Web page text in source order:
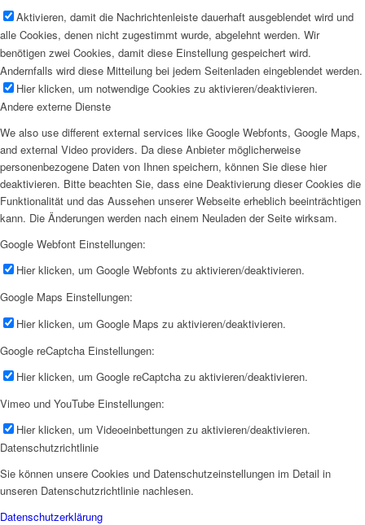
Aktivieren, damit die Nachrichtenleiste dauerhaft ausgeblendet wird und
alle Cookies, denen nicht zugestimmt wurde, abgelehnt werden. Wir
benötigen zwei Cookies, damit diese Einstellung gespeichert wird.
Andernfalls wird diese Mitteilung bei jedem Seitenladen eingeblendet werden.
Hier klicken, um notwendige Cookies zu aktivieren/deaktivieren.
Andere externe Dienste
We also use different external services like Google Webfonts, Google Maps,
and external Video providers. Da diese Anbieter möglicherweise
personenbezogene Daten von Ihnen speichern, können Sie diese hier
deaktivieren. Bitte beachten Sie, dass eine Deaktivierung dieser Cookies die
Funktionalität und das Aussehen unserer Webseite erheblich beeinträchtigen
kann. Die Änderungen werden nach einem Neuladen der Seite wirksam.
Google Webfont Einstellungen:
Hier klicken, um Google Webfonts zu aktivieren/deaktivieren.
Google Maps Einstellungen:
Hier klicken, um Google Maps zu aktivieren/deaktivieren.
Google reCaptcha Einstellungen:
Hier klicken, um Google reCaptcha zu aktivieren/deaktivieren.
Vimeo und YouTube Einstellungen:
Hier klicken, um Videoeinbettungen zu aktivieren/deaktivieren.
Datenschutzrichtlinie
Sie können unsere Cookies und Datenschutzeinstellungen im Detail in
unseren Datenschutzrichtlinie nachlesen.
Datenschutzerklärung